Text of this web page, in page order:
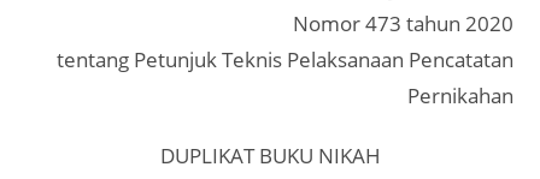
Nomor 473 tahun 2020
tentang Petunjuk Teknis Pelaksanaan Pencatatan
Pernikahan
DUPLIKAT BUKU NIKAH